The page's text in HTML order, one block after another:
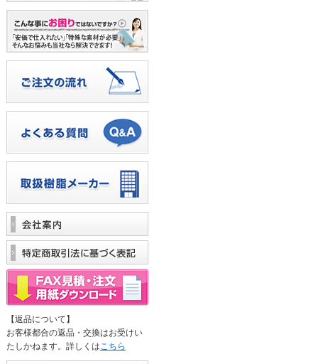
【返品について】
お客様都合の返品・交換はお受けい
たしかねます。詳しくはこちら